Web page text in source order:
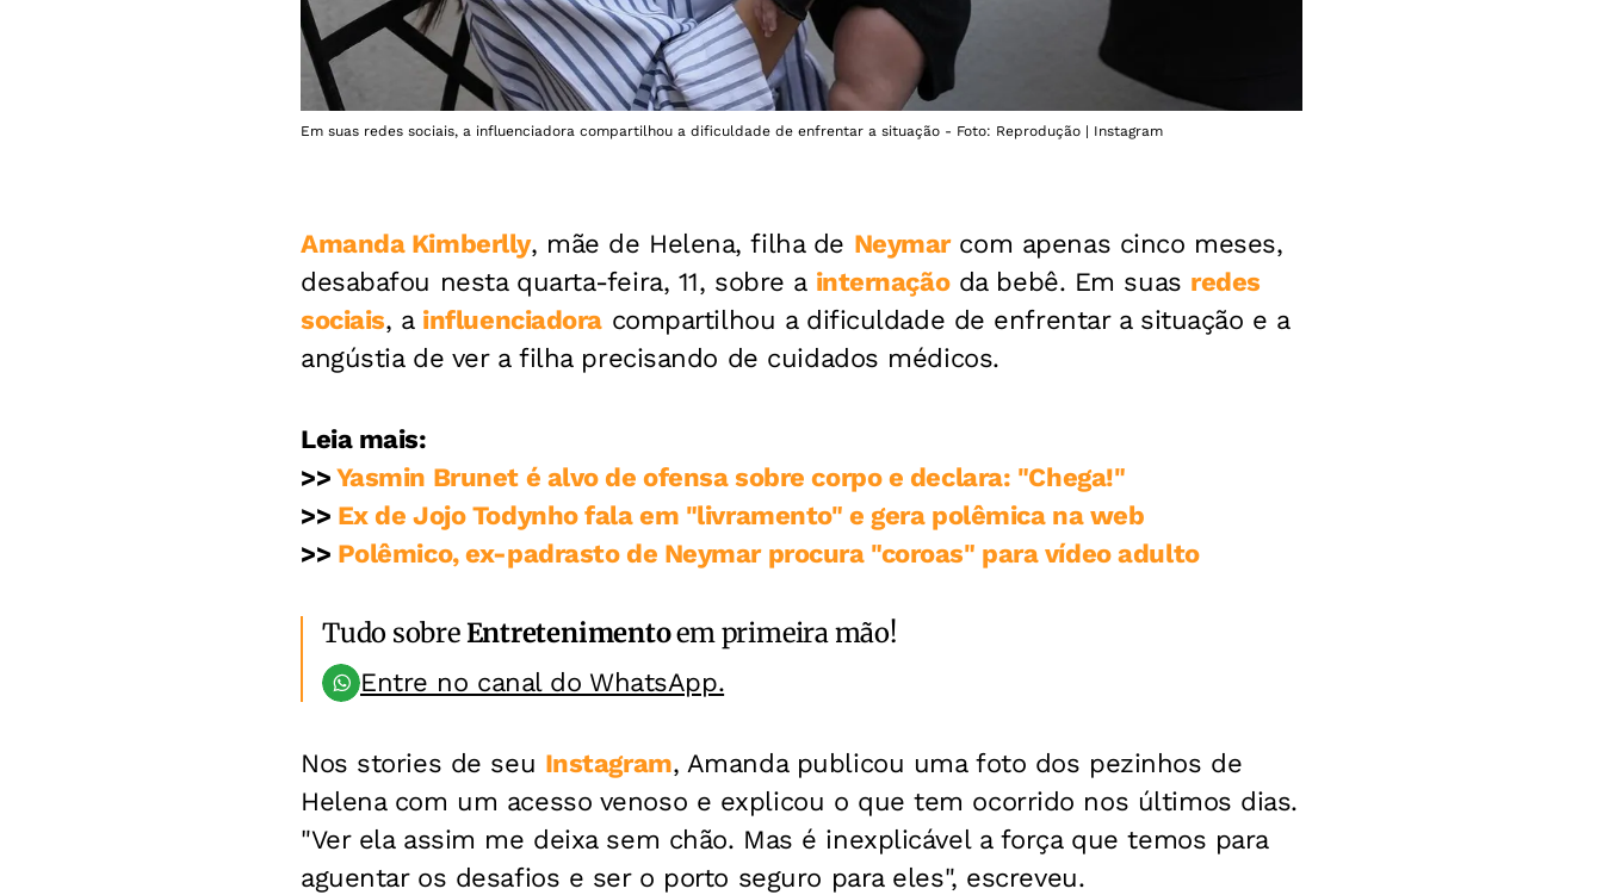
Em suas redes sociais, a influenciadora compartilhou a dificuldade de enfrentar a situação - Foto: Reprodução | Instagram
Amanda Kimberlly, mãe de Helena, filha de Neymarcom apenas cinco meses,
desabafou nesta quarta-feira, 11, sobre a internaçãoda bebê. Em suas redes
sociais, a influenciadora compartilhou a dificuldade de enfrentar a situação e a
angústia de ver a filha precisando de cuidados médicos.
Leia mais:
>> Yasmin Brunet é alvo de ofensa sobre corpo e declara: "Chega!"
>> Ex de Jojo Todynho fala em "livramento" e gera polêmica na web
>> Polêmico, ex-padrasto de Neymar procura "coroas" para vídeo adulto
Tudo sobreEntretenimentoem primeira mão!
Entre no canal do WhatsApp.
Nos stories de seu Instagram, Amanda publicou uma foto dos pezinhos de
Helena com um acesso venoso e explicou o que tem ocorrido nos últimos dias.
"Ver ela assim me deixa sem chão. Mas é inexplicável a força que temos para
aguentar os desafios e ser o porto seguro para eles", escreveu.